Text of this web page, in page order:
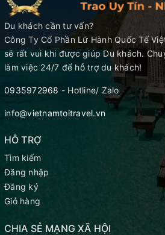
Du khách cần tư vấn?
Công Ty Cổ Phần Lữ Hành Quốc Tế
sẽ rất vui khi được giúp Du khách.
làm việc 24/7 để hỗ trợ du khách!
0935972968 - Hotline/ Zalo
info@vietnamtoitravel.vn
HỖ TRỢ
Tìm kiếm
Đăng nhập
Đăng ký
Giỏ hàng
CHIA SẺ MẠNG XÃ HỘI